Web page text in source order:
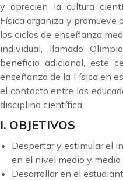
y aprecien la cultura
Física organiza y promueve
los ciclos de enseñanza
individual, llamado
beneficio adicional, este
enseñanza de la Física en
el contacto entre los
disciplina científica.
I. OBJETIVOS
Despertar y estimular el
en el nivel medio y medio
Desarrollar en el